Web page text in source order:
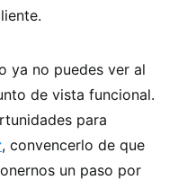
ya no puedes ver al
de vista funcional.
para
, convencerlo de que
un paso por